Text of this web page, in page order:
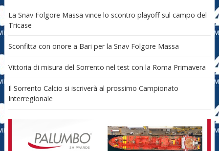
La Snav Folgore Massa vince lo scontro playoff sul campo del
Tricase
Sconfitta con onore a Bari per la Snav Folgore Massa
Vittoria di misura del Sorrento nel test con la Roma Primavera
Il Sorrento Calcio si iscriverà al prossimo Campionato
Interregionale